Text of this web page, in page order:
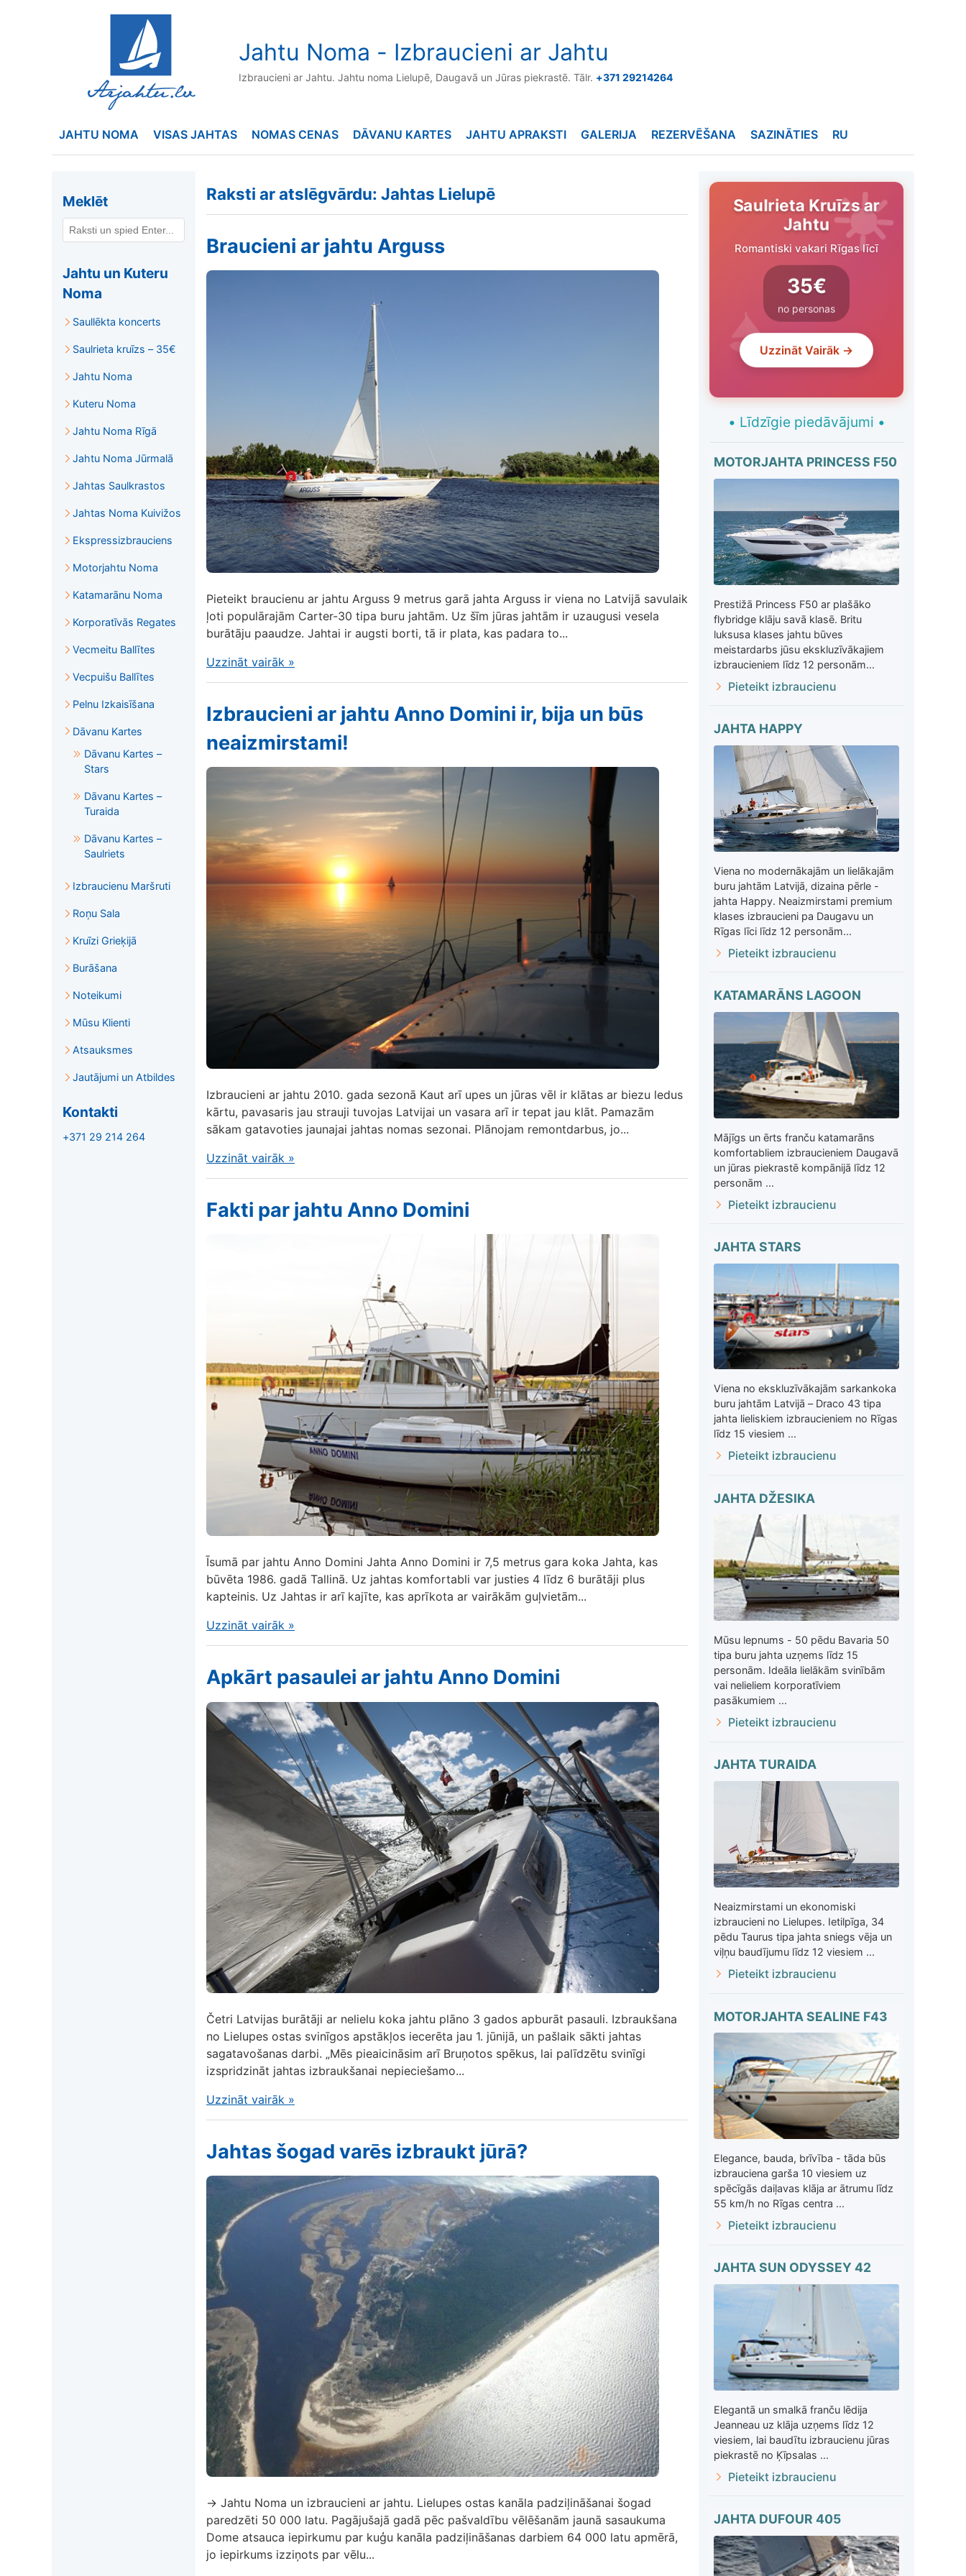
Jahtu Noma - Izbraucieni ar Jahtu
Izbraucieni ar Jahtu. Jahtu noma Lielupē, Daugavā un Jūras piekrastē. Tālr. +371 29214264
JAHTU NOMA VISAS JAHTAS NOMAS CENAS DĀVANU KARTES JAHTU APRAKSTI GALERIJA REZERVĒŠANA SAZINĀTIES RU
Meklēt
Jahtu un Kuteru
Noma
Saullēkta koncerts
Saulrieta kruīzs – 35€
Jahtu Noma
Kuteru Noma
Jahtu Noma Rīgā
Jahtu Noma Jūrmalā
Jahtas Saulkrastos
Jahtas Noma Kuivižos
Ekspressizbrauciens
Motorjahtu Noma
Katamarānu Noma
Korporatīvās Regates
Vecmeitu Ballītes
Vecpuišu Ballītes
Pelnu Izkaisīšana
Dāvanu Kartes
Dāvanu Kartes –
Stars
Dāvanu Kartes –
Turaida
Dāvanu Kartes –
Saulriets
Izbraucienu Maršruti
Roņu Sala
Kruīzi Grieķijā
Burāšana
Noteikumi
Mūsu Klienti
Atsauksmes
Jautājumi un Atbildes
Kontakti
+371 29 214 264
Raksti ar atslēgvārdu: Jahtas Lielupē
Braucieni ar jahtu Arguss
Pieteikt braucienu ar jahtu Arguss 9 metrus garā jahta Arguss ir viena no Latvijā savulaik
ļoti populārajām Carter-30 tipa buru jahtām. Uz šīm jūras jahtām ir uzaugusi vesela
burātāju paaudze. Jahtai ir augsti borti, tā ir plata, kas padara to...
Uzzināt vairāk »
Izbraucieni ar jahtu Anno Domini ir, bija un būs
neaizmirstami!
Izbraucieni ar jahtu 2010. gada sezonā Kaut arī upes un jūras vēl ir klātas ar biezu ledus
kārtu, pavasaris jau strauji tuvojas Latvijai un vasara arī ir tepat jau klāt. Pamazām
sākam gatavoties jaunajai jahtas nomas sezonai. Plānojam remontdarbus, jo...
Uzzināt vairāk »
Fakti par jahtu Anno Domini
Īsumā par jahtu Anno Domini Jahta Anno Domini ir 7,5 metrus gara koka Jahta, kas
būvēta 1986. gadā Tallinā. Uz jahtas komfortabli var justies 4 līdz 6 burātāji plus
kapteinis. Uz Jahtas ir arī kajīte, kas aprīkota ar vairākām guļvietām...
Uzzināt vairāk »
Apkārt pasaulei ar jahtu Anno Domini
Četri Latvijas burātāji ar nelielu koka jahtu plāno 3 gados apburāt pasauli. Izbraukšana
no Lielupes ostas svinīgos apstākļos iecerēta jau 1. jūnijā, un pašlaik sākti jahtas
sagatavošanas darbi. „Mēs pieaicināsim arī Bruņotos spēkus, lai palīdzētu svinīgi
izspridzināt jahtas izbraukšanai nepieciešamo...
Uzzināt vairāk »
Jahtas šogad varēs izbraukt jūrā?
→ Jahtu Noma un izbraucieni ar jahtu. Lielupes ostas kanāla padziļināšanai šogad
paredzēti 50 000 latu. Pagājušajā gadā pēc pašvaldību vēlēšanām jaunā sasaukuma
Dome atsauca iepirkumu par kuģu kanāla padziļināšanas darbiem 64 000 latu apmērā,
jo iepirkums izziņots par vēlu...
Saulrieta Kruīzs ar
Jahtu
Romantiski vakari Rīgas līcī
35€
no personas
Uzzināt Vairāk →
• Līdzīgie piedāvājumi •
MOTORJAHTA PRINCESS F50
Prestižā Princess F50 ar plašāko
flybridge klāju savā klasē. Britu
luksusa klases jahtu būves
meistardarbs jūsu ekskluzīvākajiem
izbraucieniem līdz 12 personām...
Pieteikt izbraucienu
JAHTA HAPPY
Viena no modernākajām un lielākajām
buru jahtām Latvijā, dizaina pērle -
jahta Happy. Neaizmirstami premium
klases izbraucieni pa Daugavu un
Rīgas līci līdz 12 personām...
Pieteikt izbraucienu
KATAMARĀNS LAGOON
Mājīgs un ērts franču katamarāns
komfortabliem izbraucieniem Daugavā
un jūras piekrastē kompānijā līdz 12
personām ...
Pieteikt izbraucienu
JAHTA STARS
Viena no ekskluzīvākajām sarkankoka
buru jahtām Latvijā – Draco 43 tipa
jahta lieliskiem izbraucieniem no Rīgas
līdz 15 viesiem ...
Pieteikt izbraucienu
JAHTA DŽESIKA
Mūsu lepnums - 50 pēdu Bavaria 50
tipa buru jahta uzņems līdz 15
personām. Ideāla lielākām svinībām
vai nelieliem korporatīviem
pasākumiem ...
Pieteikt izbraucienu
JAHTA TURAIDA
Neaizmirstami un ekonomiski
izbraucieni no Lielupes. Ietilpīga, 34
pēdu Taurus tipa jahta sniegs vēja un
viļņu baudījumu līdz 12 viesiem ...
Pieteikt izbraucienu
MOTORJAHTA SEALINE F43
Elegance, bauda, brīvība - tāda būs
izbrauciena garša 10 viesiem uz
spēcīgās daiļavas klāja ar ātrumu līdz
55 km/h no Rīgas centra ...
Pieteikt izbraucienu
JAHTA SUN ODYSSEY 42
Elegantā un smalkā franču lēdija
Jeanneau uz klāja uzņems līdz 12
viesiem, lai baudītu izbraucienu jūras
piekrastē no Ķīpsalas ...
Pieteikt izbraucienu
JAHTA DUFOUR 405